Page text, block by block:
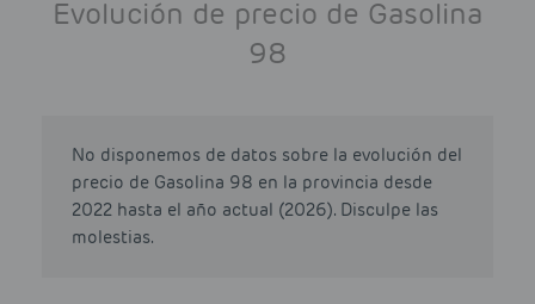
Evolución de precio de Gasolina
98
No disponemos de datos sobre la evolución del
precio de Gasolina 98 en la provincia desde
2022 hasta el año actual (2026). Disculpe las
molestias.